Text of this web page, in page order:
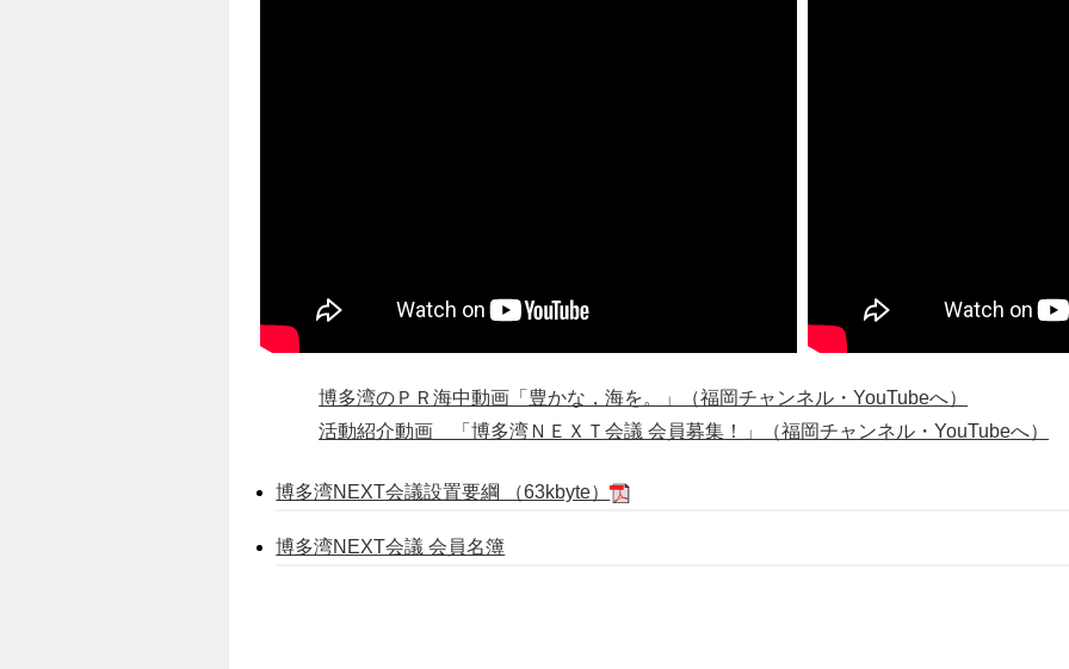
博多湾のＰＲ海中動画「豊かな，海を。」（福岡チャンネル・YouTubeへ）
活動紹介動画 「博多湾ＮＥＸＴ会議 会員募集！」（福岡チャンネル・YouTubeへ）
博多湾NEXT会議設置要綱 （63kbyte）
博多湾NEXT会議 会員名簿